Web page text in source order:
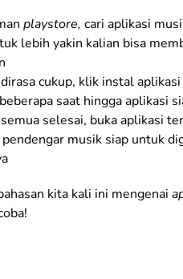
playstore, cari aplikasi
lebih yakin kalian bisa
cukup, klik instal aplikasi
saat hingga aplikasi
selesai, buka aplikasi
musik siap untuk
kita kali ini mengenai